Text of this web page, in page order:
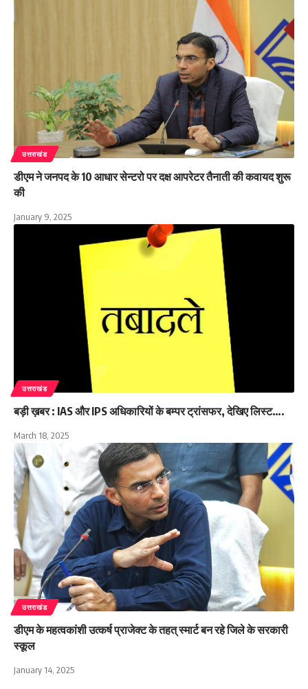
उत्तराखंड
डीएम ने जनपद के 10 आधार सेन्टरो पर दक्ष आपरेटर तैनाती की कवायद शुरू
की
January 9, 2025
उत्तराखंड
बड़ी ख़बर : IAS और IPS अधिकारियों के बम्पर ट्रांसफर, देखिए लिस्ट….
March 18, 2025
उत्तराखंड
डीएम के महत्वकांशी उत्कर्ष प्राजेक्ट के तहत् स्मार्ट बन रहे जिले के सरकारी
स्कूल
January 14, 2025